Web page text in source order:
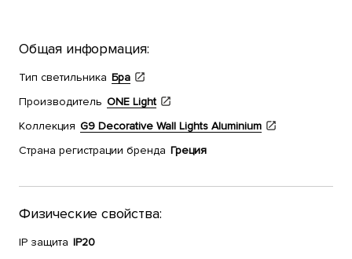
Общая информация:
Тип светильника Бра
Производитель ONE Light
Коллекция G9 Decorative Wall Lights Aluminium
Страна регистрации бренда Греция
Физические свойства:
IP защита IP20